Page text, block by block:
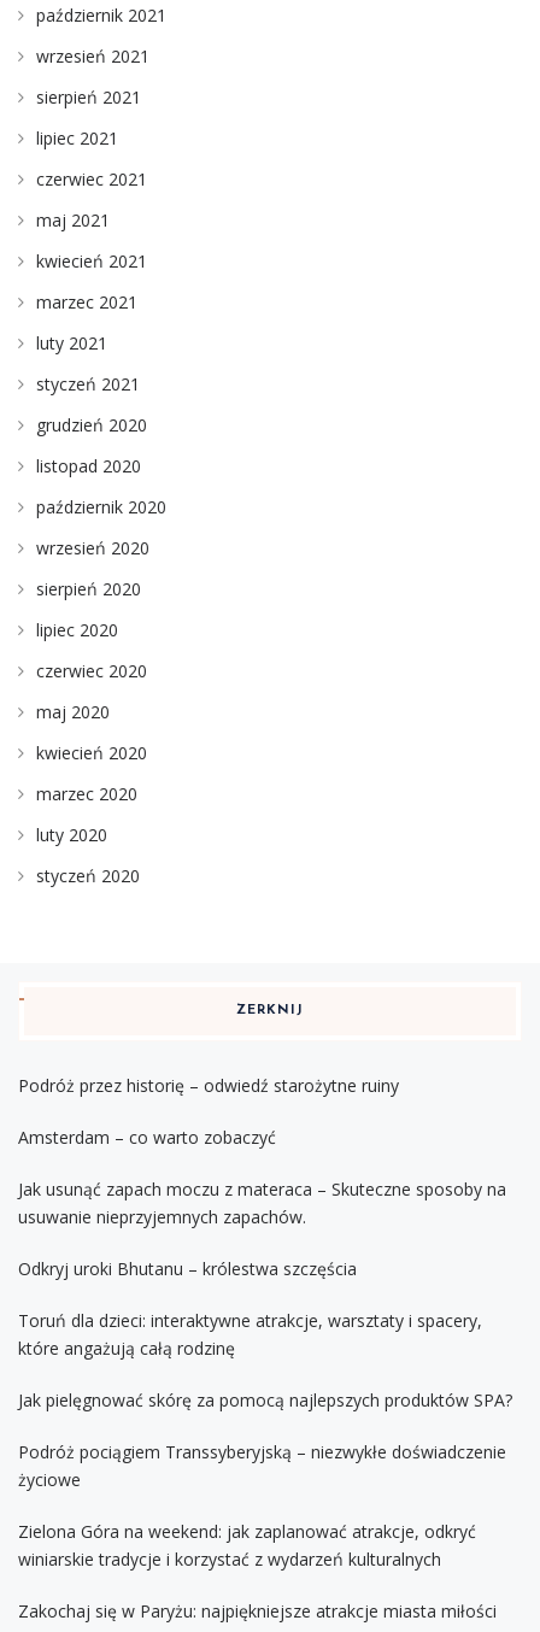
październik 2021
wrzesień 2021
sierpień 2021
lipiec 2021
czerwiec 2021
maj 2021
kwiecień 2021
marzec 2021
luty 2021
styczeń 2021
grudzień 2020
listopad 2020
październik 2020
wrzesień 2020
sierpień 2020
lipiec 2020
czerwiec 2020
maj 2020
kwiecień 2020
marzec 2020
luty 2020
styczeń 2020
ZERKNIJ
Podróż przez historię – odwiedź starożytne ruiny
Amsterdam – co warto zobaczyć
Jak usunąć zapach moczu z materaca – Skuteczne sposoby na
usuwanie nieprzyjemnych zapachów.
Odkryj uroki Bhutanu – królestwa szczęścia
Toruń dla dzieci: interaktywne atrakcje, warsztaty i spacery,
które angażują całą rodzinę
Jak pielęgnować skórę za pomocą najlepszych produktów SPA?
Podróż pociągiem Transsyberyjską – niezwykłe doświadczenie
życiowe
Zielona Góra na weekend: jak zaplanować atrakcje, odkryć
winiarskie tradycje i korzystać z wydarzeń kulturalnych
Zakochaj się w Paryżu: najpiękniejsze atrakcje miasta miłości